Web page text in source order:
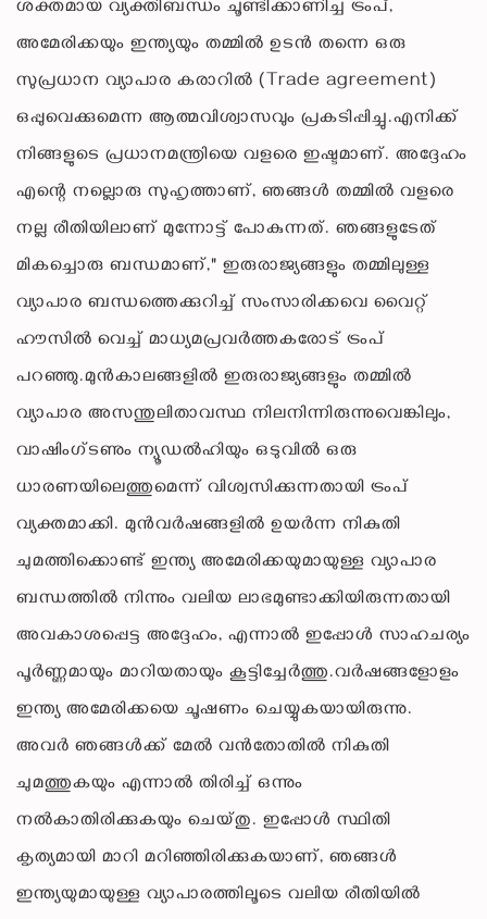
ശക്തമായ വ്യക്തിബന്ധം ചൂണ്ടിക്കാണിച്ച ട്രംപ്,
അമേരിക്കയും ഇന്ത്യയും തമ്മിൽ ഉടൻ തന്നെ ഒരു
സുപ്രധാന വ്യാപാര കരാറിൽ (Trade agreement)
ഒപ്പുവെക്കുമെന്ന ആത്മവിശ്വാസവും പ്രകടിപ്പിച്ചു.എനിക്ക്
നിങ്ങളുടെ പ്രധാനമന്ത്രിയെ വളരെ ഇഷ്ടമാണ്. അദ്ദേഹം
എന്റെ നല്ലൊരു സുഹൃത്താണ്, ഞങ്ങൾ തമ്മിൽ വളരെ
നല്ല രീതിയിലാണ് മുന്നോട്ട് പോകുന്നത്. ഞങ്ങളുടേത്
മികച്ചൊരു ബന്ധമാണ്," ഇരുരാജ്യങ്ങളും തമ്മിലുള്ള
വ്യാപാര ബന്ധത്തെക്കുറിച്ച് സംസാരിക്കവെ വൈറ്റ്
ഹൗസിൽ വെച്ച് മാധ്യമപ്രവർത്തകരോട് ട്രംപ്
പറഞ്ഞു.മുൻകാലങ്ങളിൽ ഇരുരാജ്യങ്ങളും തമ്മിൽ
വ്യാപാര അസന്തുലിതാവസ്ഥ നിലനിന്നിരുന്നുവെങ്കിലും,
വാഷിംഗ്ടണും ന്യൂഡൽഹിയും ഒടുവിൽ ഒരു
ധാരണയിലെത്തുമെന്ന് വിശ്വസിക്കുന്നതായി ട്രംപ്
വ്യക്തമാക്കി. മുൻവർഷങ്ങളിൽ ഉയർന്ന നികുതി
ചുമത്തിക്കൊണ്ട് ഇന്ത്യ അമേരിക്കയുമായുള്ള വ്യാപാര
ബന്ധത്തിൽ നിന്നും വലിയ ലാഭമുണ്ടാക്കിയിരുന്നതായി
അവകാശപ്പെട്ട അദ്ദേഹം, എന്നാൽ ഇപ്പോൾ സാഹചര്യം
പൂർണ്ണമായും മാറിയതായും കൂട്ടിച്ചേർത്തു.വർഷങ്ങളോളം
ഇന്ത്യ അമേരിക്കയെ ചൂഷണം ചെയ്യുകയായിരുന്നു.
അവർ ഞങ്ങൾക്ക് മേൽ വൻതോതിൽ നികുതി
ചുമത്തുകയും എന്നാൽ തിരിച്ച് ഒന്നും
നൽകാതിരിക്കുകയും ചെയ്തു. ഇപ്പോൾ സ്ഥിതി
കൃത്യമായി മാറി മറിഞ്ഞിരിക്കുകയാണ്, ഞങ്ങൾ
ഇന്ത്യയുമായുള്ള വ്യാപാരത്തിലൂടെ വലിയ രീതിയിൽ